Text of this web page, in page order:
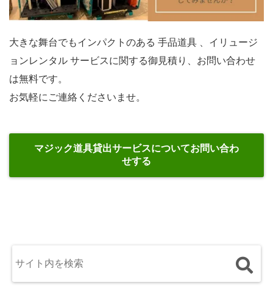
大きな舞台でもインパクトのある 手品道具 、イリュージ
ョンレンタル サービスに関する御見積り、お問い合わせ
は無料です。
お気軽にご連絡くださいませ。
マジック道具貸出サービスについてお問い合わ
せする